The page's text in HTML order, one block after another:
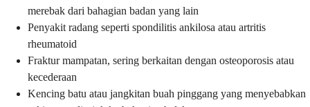
merebak dari bahagian badan yang lain
Penyakit radang seperti spondilitis ankilosa atau artritis
rheumatoid
Fraktur mampatan, sering berkaitan dengan osteoporosis atau
kecederaan
Kencing batu atau jangkitan buah pinggang yang menyebabkan